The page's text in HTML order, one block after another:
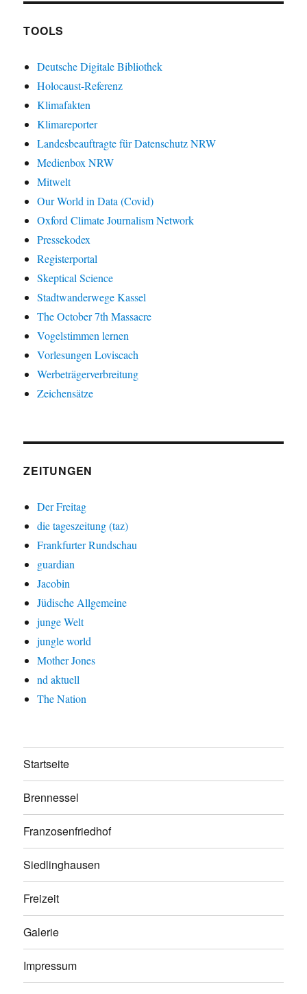
TOOLS
Deutsche Digitale Bibliothek
Holocaust-Referenz
Klimafakten
Klimareporter
Landesbeauftragte für Datenschutz NRW
Medienbox NRW
Mitwelt
Our World in Data (Covid)
Oxford Climate Journalism Network
Pressekodex
Registerportal
Skeptical Science
Stadtwanderwege Kassel
The October 7th Massacre
Vogelstimmen lernen
Vorlesungen Loviscach
Werbeträgerverbreitung
Zeichensätze
ZEITUNGEN
Der Freitag
die tageszeitung (taz)
Frankfurter Rundschau
guardian
Jacobin
Jüdische Allgemeine
junge Welt
jungle world
Mother Jones
nd aktuell
The Nation
Startseite
Brennessel
Franzosenfriedhof
Siedlinghausen
Freizeit
Galerie
Impressum